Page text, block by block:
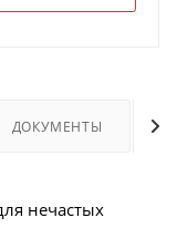
ДОКУМЕНТЫ
нечастых